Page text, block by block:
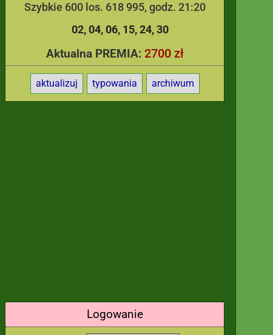
Szybkie 600 los. 618 995, godz. 21:20
02 04 06 15 24 30
Aktualna PREMIA: 2700 zł
aktualizuj typowania archiwum
Logowanie